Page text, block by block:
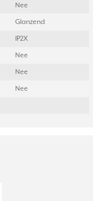
Nee
Glanzend
IP2X
Nee
Nee
Nee